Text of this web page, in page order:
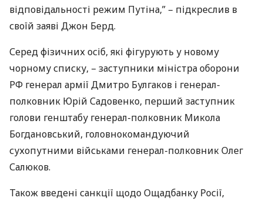
відповідальності режим Путіна,” – підкреслив в
своїй заяві Джон Берд.
Серед фізичних осіб, які фігурують у новому
чорному списку, – заступники міністра оборони
РФ генерал армії Дмитро Булгаков і генерал-
полковник Юрій Садовенко, перший заступник
голови генштабу генерал-полковник Микола
Богдановський, головнокомандуючий
сухопутними військами генерал-полковник Олег
Салюков.
Також введені санкції щодо Ощадбанку Росії,